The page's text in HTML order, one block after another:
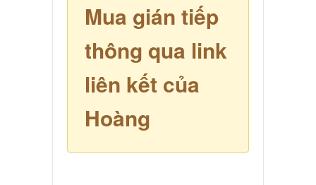
Mua gián tiếp
thông qua link
liên kết của
Hoàng